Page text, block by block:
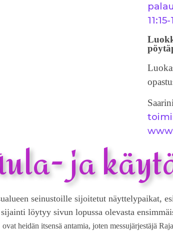
ja
seinustoille sijoitetut
löytyy sivun lopussa olevasta
ovat heidän itsensä antamia, joten messujärjestäjä